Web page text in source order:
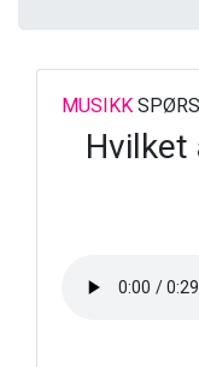
MUSIKK
Hvilket